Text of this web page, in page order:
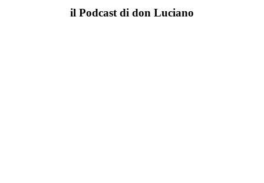
il Podcast di don Luciano